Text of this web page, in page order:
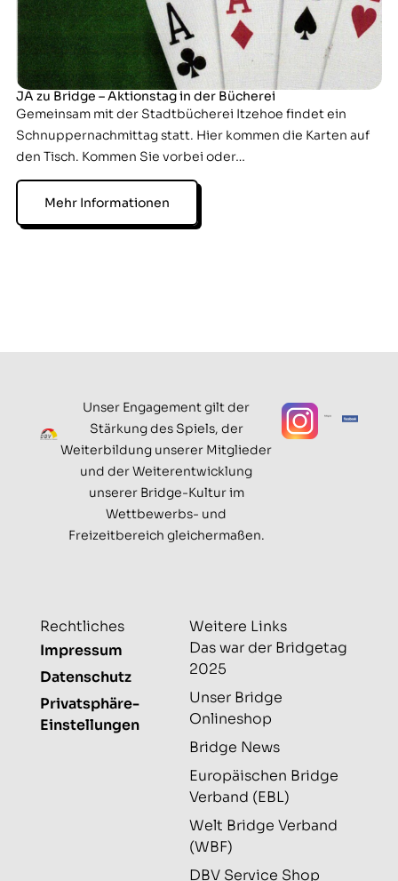
JA zu Bridge – Aktionstag in der Bücherei
Gemeinsam mit der Stadtbücherei Itzehoe findet ein
Schnuppernachmittag statt. Hier kommen die Karten auf
den Tisch. Kommen Sie vorbei oder…
Mehr Informationen
Unser Engagement gilt der
Stärkung des Spiels, der
Weiterbildung unserer Mitglieder
und der Weiterentwicklung
unserer Bridge-Kultur im
Wettbewerbs- und
Freizeitbereich gleichermaßen.
Rechtliches
Impressum
Datenschutz
Privatsphäre-
Einstellungen
Weitere Links
Das war der Bridgetag
2025
Unser Bridge
Onlineshop
Bridge News
Europäischen Bridge
Verband (EBL)
Welt Bridge Verband
(WBF)
DBV Service Shop